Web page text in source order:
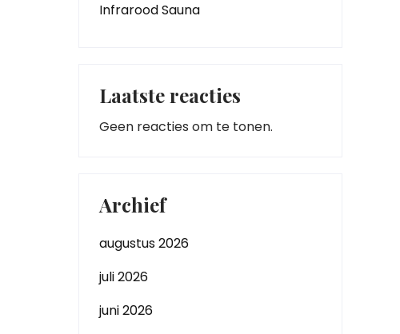
Infrarood Sauna
Laatste reacties
Geen reacties om te tonen.
Archief
augustus 2026
juli 2026
juni 2026